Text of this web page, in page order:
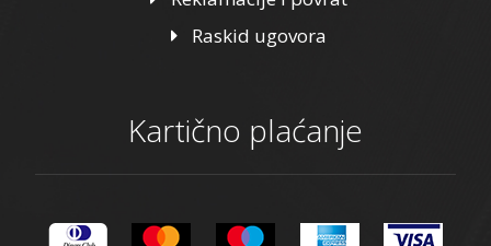
Raskid ugovora
Kartično plaćanje